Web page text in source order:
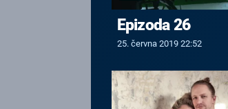
Epizoda 26
25. června 2019 22:52